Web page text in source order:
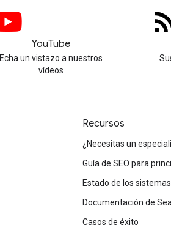
YouTube
Echa un vistazo a nuestros
vídeos
Recursos
¿Necesitas un
Guía de SEO para
Estado de los
Documentación de
Casos de éxito